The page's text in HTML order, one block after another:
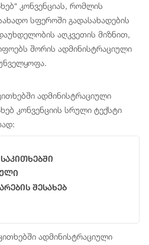
კონვენციას, რომლის
სფეროში გადასახადების
აღკვეთის მიზნით,
შორის ადმინისტრაციული
ადმინისტრაციული
კონვენციის სრული ტექსტი
Შესახებ
ადმინისტრაციული